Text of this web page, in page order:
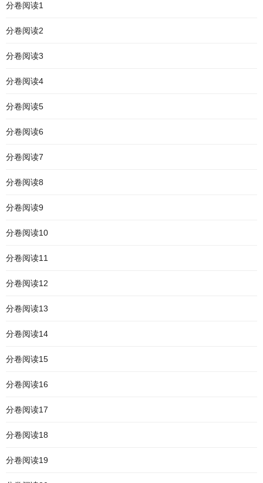
分卷阅读1
分卷阅读2
分卷阅读3
分卷阅读4
分卷阅读5
分卷阅读6
分卷阅读7
分卷阅读8
分卷阅读9
分卷阅读10
分卷阅读11
分卷阅读12
分卷阅读13
分卷阅读14
分卷阅读15
分卷阅读16
分卷阅读17
分卷阅读18
分卷阅读19